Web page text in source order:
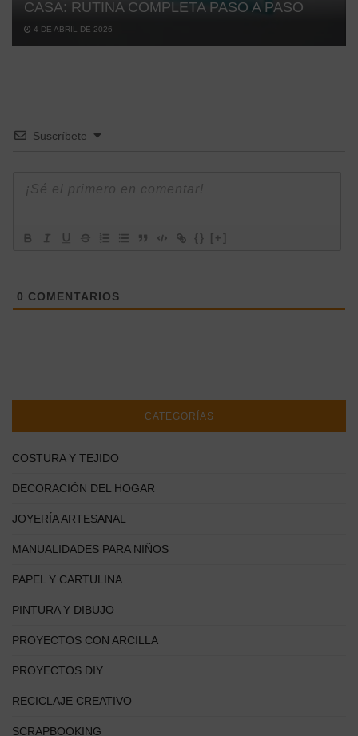
CASA: RUTINA COMPLETA PASO A PASO
4 DE ABRIL DE 2026
Suscríbete
{} [+]
0 COMENTARIOS
CATEGORÍAS
COSTURA Y TEJIDO
DECORACIÓN DEL HOGAR
JOYERÍA ARTESANAL
MANUALIDADES PARA NIÑOS
PAPEL Y CARTULINA
PINTURA Y DIBUJO
PROYECTOS CON ARCILLA
PROYECTOS DIY
RECICLAJE CREATIVO
SCRAPBOOKING